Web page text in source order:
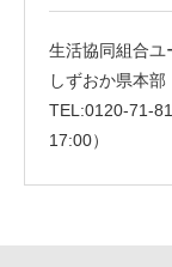
生活協同組合ユ
しずおか県本部
TEL:0120-71-
17:00）